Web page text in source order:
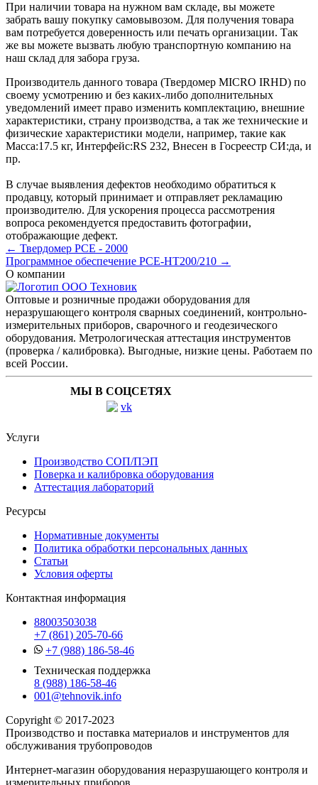
При наличии товара на нужном вам складе, вы можете
забрать вашу покупку самовывозом. Для получения товара
вам потребуется доверенность или печать организации. Так
же вы можете вызвать любую транспортную компанию на
наш склад для забора груза.
Производитель данного товара (Твердомер MICRO IRHD) по
своему усмотрению и без каких-либо дополнительных
уведомлений имеет право изменить комплектацию, внешние
характеристики, страну производства, а так же технические и
физические характеристики модели, например, такие как
Масса:17.5 кг, Интерфейс:RS 232, Внесен в Госреестр СИ:да, и
пр.
В случае выявления дефектов необходимо обратиться к
продавцу, который принимает и отправляет рекламацию
производителю. Для ускорения процесса рассмотрения
вопроса рекомендуется предоставить фотографии,
отображающие дефект.
← Твердомер PCE - 2000
Программное обеспечение PCE-HT200/210 →
О компании
Оптовые и розничные продажи оборудования для
неразрушающего контроля сварных соединений, контрольно-
измерительных приборов, сварочного и геодезического
оборудования. Метрологическая аттестация инструментов
(проверка / калибровка). Выгодные, низкие цены. Работаем по
всей России.
МЫ В СОЦСЕТЯХ
Услуги
Производство СОП/ПЭП
Поверка и калибровка оборудования
Аттестация лабораторий
Ресурсы
Нормативные документы
Политика обработки персональных данных
Статьи
Условия оферты
Контактная информация
88003503038
+7 (861) 205-70-66
+7 (988) 186-58-46
Техническая поддержка
8 (988) 186-58-46
001@tehnovik.info
Copyright © 2017-2023
Производство и поставка материалов и инструментов для
обслуживания трубопроводов
Интернет-магазин оборудования неразрушающего контроля и
измерительных приборов